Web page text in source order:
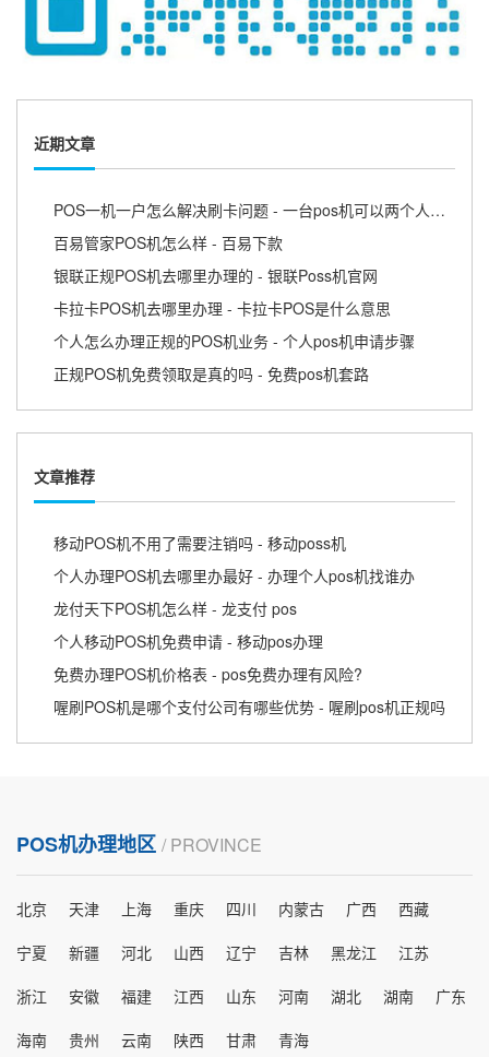
近期文章
POS一机一户怎么解决刷卡问题 - 一台pos机可以两个人用吗
百易管家POS机怎么样 - 百易下款
银联正规POS机去哪里办理的 - 银联Poss机官网
卡拉卡POS机去哪里办理 - 卡拉卡POS是什么意思
个人怎么办理正规的POS机业务 - 个人pos机申请步骤
正规POS机免费领取是真的吗 - 免费pos机套路
文章推荐
移动POS机不用了需要注销吗 - 移动poss机
个人办理POS机去哪里办最好 - 办理个人pos机找谁办
龙付天下POS机怎么样 - 龙支付 pos
个人移动POS机免费申请 - 移动pos办理
免费办理POS机价格表 - pos免费办理有风险?
喔刷POS机是哪个支付公司有哪些优势 - 喔刷pos机正规吗
POS机办理地区 / PROVINCE
北京 天津 上海 重庆 四川 内蒙古 广西
西藏
宁夏
新疆 河北 山西 辽宁 吉林 黑龙江
江苏
浙江
安徽 福建 江西 山东 河南 湖北 湖南
广东
海南
贵州 云南 陕西 甘肃 青海